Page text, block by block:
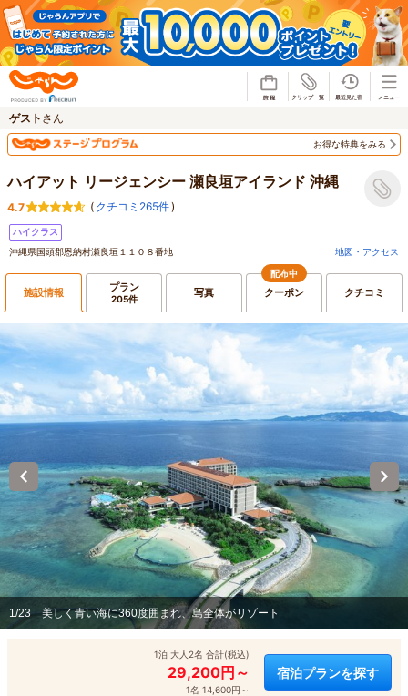
ゲスト さん
お得な特典をみる
ハイアット リージェンシー 瀬良垣アイランド 沖縄
4.7 ( クチコミ265件)
ハイクラス
沖縄県国頭郡恩納村瀬良垣１１０８番地
地図・アクセス
施設情報 プラン
205件 写真
配布中
クーポン クチコミ
1/23 美しく青い海に360度囲まれ、島全体がリゾート
1泊 大人2名 合計(税込)
29,200円～
1名 14,600円～
宿泊プランを探す